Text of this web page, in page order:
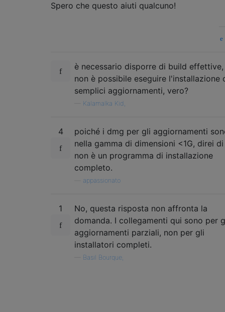
Spero che questo aiuti qualcuno!
è necessario disporre di build effettive,
non è possibile eseguire l'installazione
semplici aggiornamenti, vero?
Kalamalka Kid,
4
poiché i dmg per gli aggiornamenti
nella gamma di dimensioni <1G, direi
non è un programma di installazione
completo.
appassionato
1
No, questa risposta non affronta la
domanda. I collegamenti qui sono per
aggiornamenti parziali, non per gli
installatori completi.
Basil Bourque,